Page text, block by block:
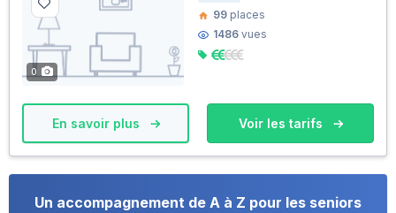
0
99 places
1486 vues
En savoir plus Voir les tarifs
Un accompagnement de A à Z pour les seniors